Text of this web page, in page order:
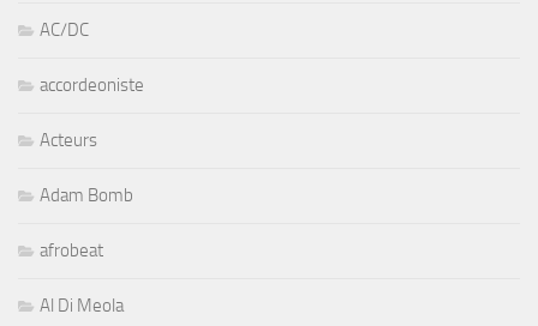
AC/DC
accordeoniste
Acteurs
Adam Bomb
afrobeat
Al Di Meola